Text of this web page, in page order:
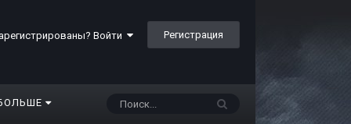
Войти Регистрация